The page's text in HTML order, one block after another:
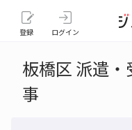
登録 ログイン
板橋区 派遣
事